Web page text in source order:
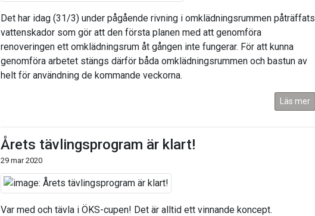
Det har idag (31/3) under pågående rivning i omklädningsrummen påträffats
vattenskador som gör att den första planen med att genomföra
renoveringen ett omklädningsrum åt gången inte fungerar. För att kunna
genomföra arbetet stängs därför båda omklädningsrummen och bastun av
helt för användning de kommande veckorna.
Läs mer
Årets tävlingsprogram är klart!
29 mar 2020
Var med och tävla i ÖKS-cupen! Det är alltid ett vinnande koncept.